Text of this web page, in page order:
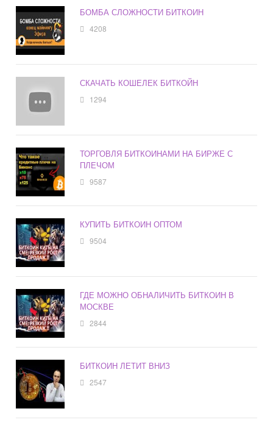
БОМБА СЛОЖНОСТИ БИТКОИН
4208
СКАЧАТЬ КОШЕЛЕК БИТКОЙН
1294
ТОРГОВЛЯ БИТКОИНАМИ НА БИРЖЕ С
ПЛЕЧОМ
9587
КУПИТЬ БИТКОИН ОПТОМ
9504
ГДЕ МОЖНО ОБНАЛИЧИТЬ БИТКОИН В
МОСКВЕ
2844
БИТКОИН ЛЕТИТ ВНИЗ
2547